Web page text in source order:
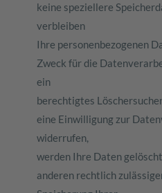
keine speziellere
verbleiben
Ihre personenbezogenen
Zweck für die
ein
berechtigtes
eine Einwilligung zur
widerrufen,
werden Ihre Daten
anderen rechtlich